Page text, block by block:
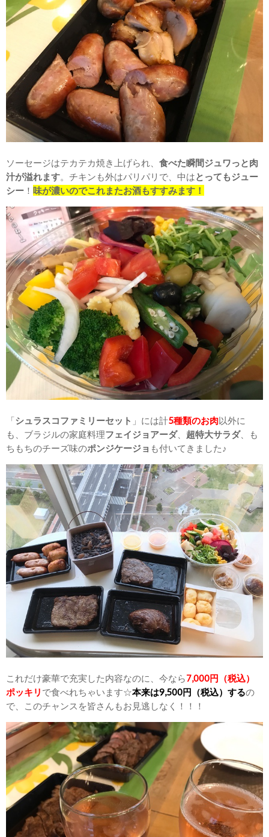
ソーセージはテカテカ焼き上げられ、 食べた瞬間ジュワっと肉
汁が溢れます 。チキンも外はパリパリで、中は とってもジュー
シー ！ 味が濃いのでこれまたお酒もすすみます！
「シュラスコファミリーセット 」には計5種類のお肉以外に
も、ブラジルの家庭料理フェイジョアーダ、 超特大サラダ、も
ちもちのチーズ味のポンジケージョ も付いてきました♪
これだけ豪華で充実した内容なのに、今なら7,000円（税込）
ポッキリ で食べれちゃいます☆本来は9,500円（税込）するの
で、このチャンスを皆さんもお見逃しなく！！！